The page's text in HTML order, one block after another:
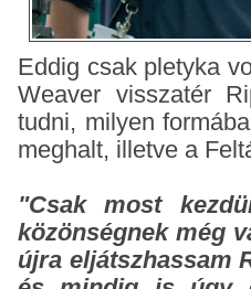
Eddig csak pletyka
Weaver visszatér
tudni, milyen
meghalt, illetve a
"Csak most
közönségnek még
újra eljátszhassam